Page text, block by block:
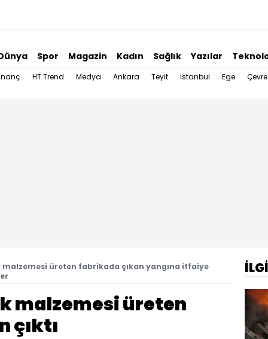
Spor Magazin Kadın Sağlık Yazılar
HT Trend Medya Ankara Teyit İstanbul Ege Çevre
üreten fabrikada çıkan yangına itfaiye
malzemesi üreten
çıktı